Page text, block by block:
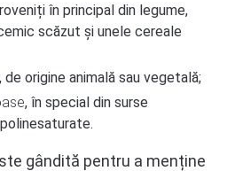
în principal din legume,
scăzut și unele cereale
de origine animală sau vegetală;
, în special din surse
gândită pentru a menține